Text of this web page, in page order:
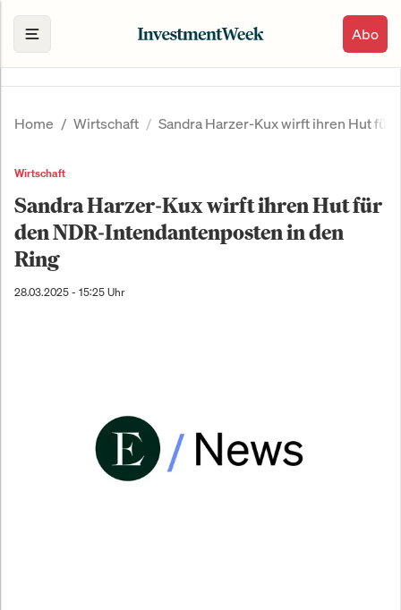
Abo
Home Wirtschaft Sandra Harzer-Kux wirft ihren Hut für
Wirtschaft
Sandra Harzer-Kux wirft ihren Hut für
den NDR-Intendantenposten in den
Ring
28.03.2025 - 15:25 Uhr